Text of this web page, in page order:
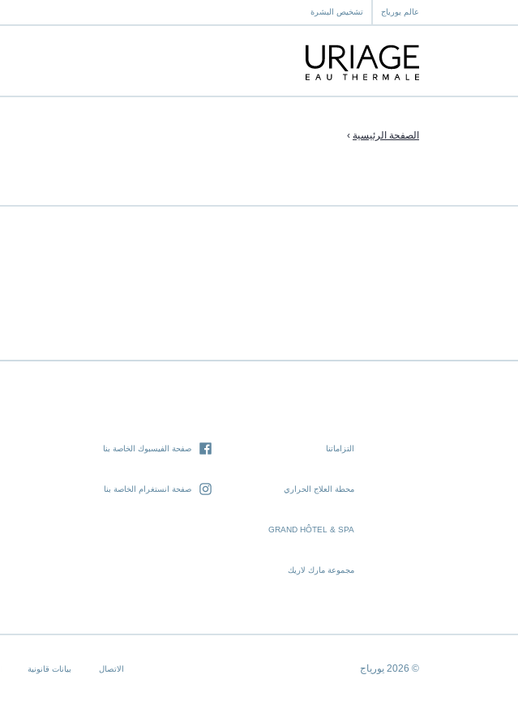
عالم يورياج تشخيص البشرة
الصفحة الرئيسية ›
التزاماتنا
محطة العلاج الحراري
GRAND HÔTEL & SPA
مجموعة مارك لاريك
صفحة الفيسبوك الخاصة بنا
صفحة انستغرام الخاصة بنا
© 2026 يورياج الاتصال بيانات قانونية